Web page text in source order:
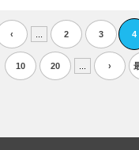
‹ 2 3 4
10 20 ›